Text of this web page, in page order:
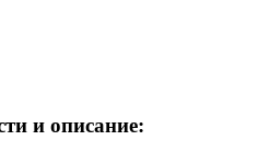
и описание: